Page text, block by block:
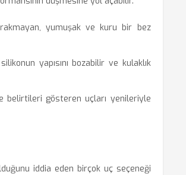
yumuşak ve kuru bir bez
yapısını bozabilir ve kulaklık
belirtileri gösteren uçları yenileriyle
iddia eden birçok uç seçeneği